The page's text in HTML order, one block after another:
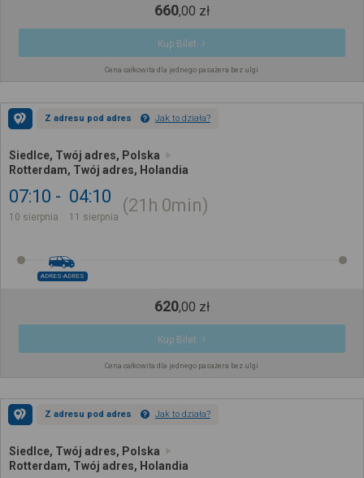
660,00 zł
Kup Bilet
Cena całkowita dla jednego pasażera bez ulgi
Z adresu pod adres Jak to działa?
Siedlce, Twój adres, Polska
Rotterdam, Twój adres, Holandia
07:10
10 sierpnia
04:10
11 sierpnia
21h 0min
ADRES-ADRES
620,00 zł
Kup Bilet
Cena całkowita dla jednego pasażera bez ulgi
Z adresu pod adres Jak to działa?
Siedlce, Twój adres, Polska
Rotterdam, Twój adres, Holandia